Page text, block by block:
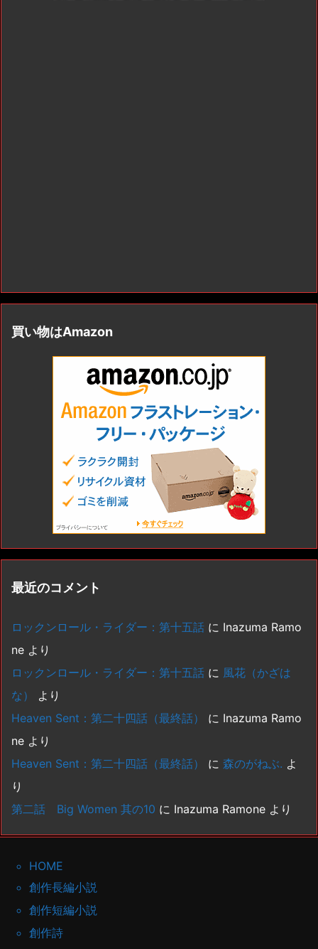
買い物はAmazon
最近のコメント
ロックンロール・ライダー：第十五話 に Inazuma Ramo
ne より
ロックンロール・ライダー：第十五話 に 風花（かざは
な）
より
Heaven Sent：第二十四話（最終話）
に Inazuma Ramo
ne より
Heaven Sent：第二十四話（最終話）
に 森のがねぶ. よ
り
第二話 Big Women 其の10 に Inazuma Ramone より
HOME
創作長編小説
創作短編小説
創作詩